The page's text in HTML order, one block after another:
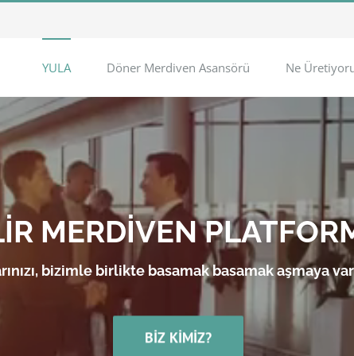
YULA Döner Merdiven Asansörü Ne
MERDİVEN
bizimle birlikte basamak basamak aşmaya var
BIZ KIMIZ?